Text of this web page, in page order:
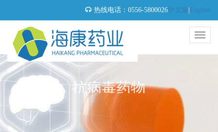
热线电话：0556-5800026中文版 English
抗病毒药物